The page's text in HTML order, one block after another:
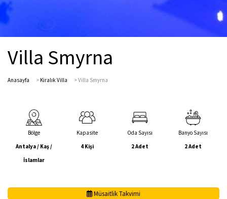
Villa Smyrna
Anasayfa > Kiralık Villa >Villa Smyrna
Bölge
Antalya / Kaş /
İslamlar
Kapasite
4 Kişi
Oda Sayısı
2 Adet
Banyo Sayısı
2 Adet
Müsaitlik Takvimi